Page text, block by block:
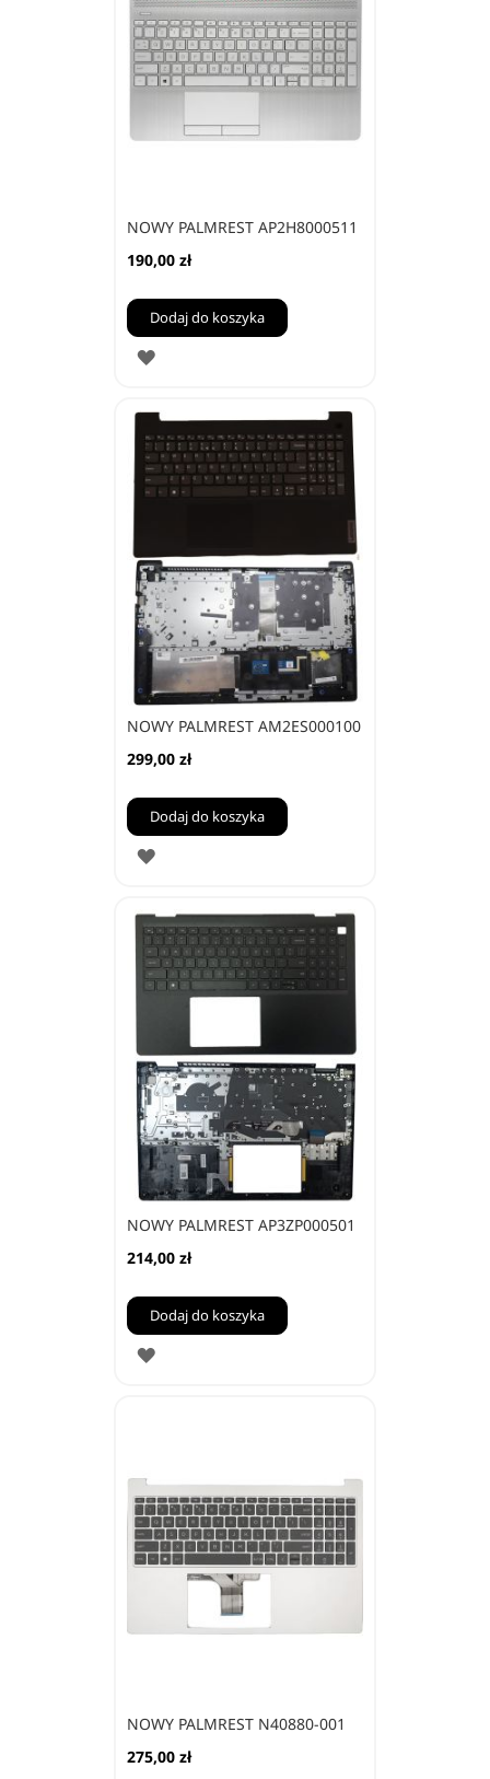
NOWY PALMREST AP2H8000511
190,00 zł
Dodaj do koszyka
DODAJ
ULUBIONYCH
NOWY PALMREST AM2ES000100
299,00 zł
Dodaj do koszyka
DODAJ
ULUBIONYCH
NOWY PALMREST AP3ZP000501
214,00 zł
Dodaj do koszyka
DODAJ
NOWY PALMREST N40880-001
275,00 zł